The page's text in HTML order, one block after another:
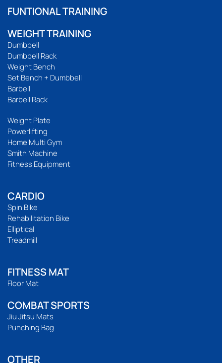
FUNTIONAL TRAINING
WEIGHT TRAINING
Dumbbell
Dumbbell Rack
Weight Bench
Set Bench + Dumbbell
Barbell
Barbell Rack
Weight Plate
Powerlifting
Home Multi Gym
Smith Machine
Fitness Equipment
CARDIO
Spin Bike
Rehabilitation Bike
Elliptical
Treadmill
FITNESS MAT
Floor Mat
COMBAT SPORTS
Jiu Jitsu Mats
Punching Bag
OTHER